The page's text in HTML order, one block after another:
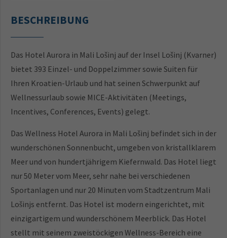
BESCHREIBUNG
Das Hotel Aurora in Mali Lošinj auf der Insel Lošinj (Kvarner)
bietet 393 Einzel- und Doppelzimmer sowie Suiten für
Ihren Kroatien-Urlaub und hat seinen Schwerpunkt auf
Wellnessurlaub sowie MICE-Aktivitäten (Meetings,
Incentives, Conferences, Events) gelegt.
Das Wellness Hotel Aurora in Mali Lošinj befindet sich in der
wunderschönen Sonnenbucht, umgeben von kristallklarem
Meer und von hundertjährigem Kiefernwald. Das Hotel liegt
nur 50 Meter vom Meer, sehr nahe bei verschiedenen
Sportanlagen und nur 20 Minuten vom Stadtzentrum Mali
Lošinjs entfernt. Das Hotel ist modern eingerichtet, mit
einzigartigem und wunderschönem Meerblick. Das Hotel
stellt mit seinem zweistöckigen Wellness-Bereich eine